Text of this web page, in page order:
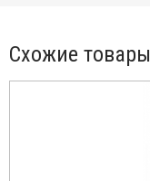
Схожие товары